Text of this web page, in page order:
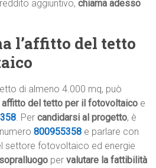
aggiuntivo,chiama adesso
l’affitto del tetto
di almeno 4.000 mq, può
affitto del tetto per il fotovoltaico e
. Percandidarsi al progetto, è
800955358 e parlare con
settore fotovoltaico ed energie
sopralluogo pervalutare la fattibilità